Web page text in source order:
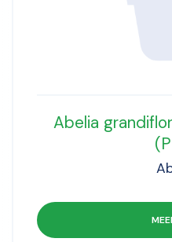
Abelia